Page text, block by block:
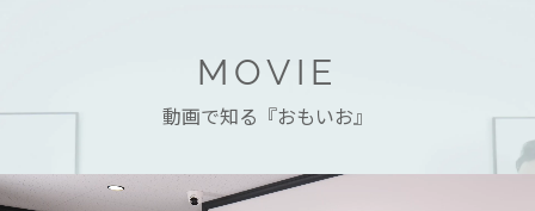
MOVIE
動画で知る『おもいお』